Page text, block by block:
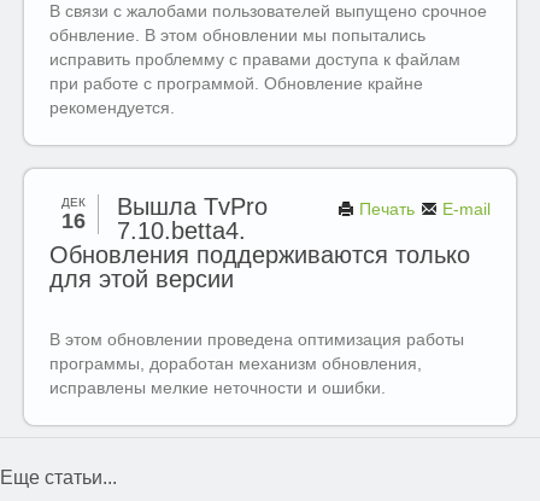
В связи с жалобами пользователей выпущено срочное
обнвление. В этом обновлении мы попытались
исправить проблемму с правами доступа к файлам
при работе с программой. Обновление крайне
рекомендуется.
E-mail
Печать
ДЕК
16
Вышла TvPro
7.10.betta4.
Обновления поддерживаются только
для этой версии
В этом обновлении проведена оптимизация работы
программы, доработан механизм обновления,
исправлены мелкие неточности и ошибки.
Еще статьи...